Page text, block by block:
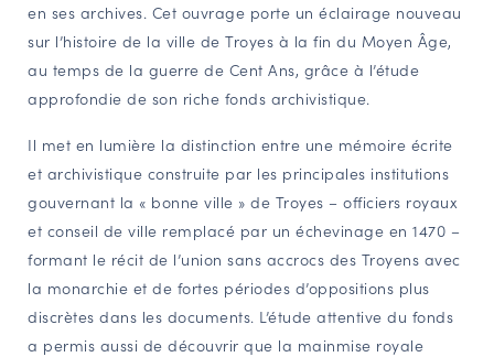
PORTAIL CULTURE
Comité d'Histoire Régionale
Service Inventaire et Patrimoines de la Région Grand Est
Amateurs d’histoire et de patrimoine
Responsables de structures
Étudiants & chercheurs
en ses archives. Cet ouvrage porte un éclairage nouveau
sur l’histoire de la ville de Troyes à la fin du Moyen Âge,
au temps de la guerre de Cent Ans, grâce à l’étude
approfondie de son riche fonds archivistique.
Il met en lumière la distinction entre une mémoire écrite
et archivistique construite par les principales institutions
gouvernant la « bonne ville » de Troyes – officiers royaux
et conseil de ville remplacé par un échevinage en 1470 –
formant le récit de l’union sans accrocs des Troyens avec
la monarchie et de fortes périodes d’oppositions plus
discrètes dans les documents. L’étude attentive du fonds
a permis aussi de découvrir que la mainmise royale